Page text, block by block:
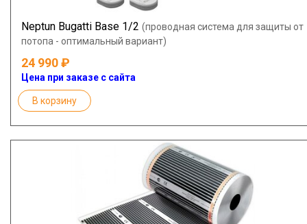
Neptun Bugatti Base 1/2 (проводная система для защиты от
потопа - оптимальный вариант)
24 990
Цена при заказе с сайта
В корзину